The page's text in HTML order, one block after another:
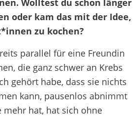
oder kam das mit der Idee,
zu kochen?
parallel für eine Freundin
die ganz schwer an Krebs
gehört habe, dass sie nichts
kann, pausenlos abnimmt
mehr hat, hat sich ohne